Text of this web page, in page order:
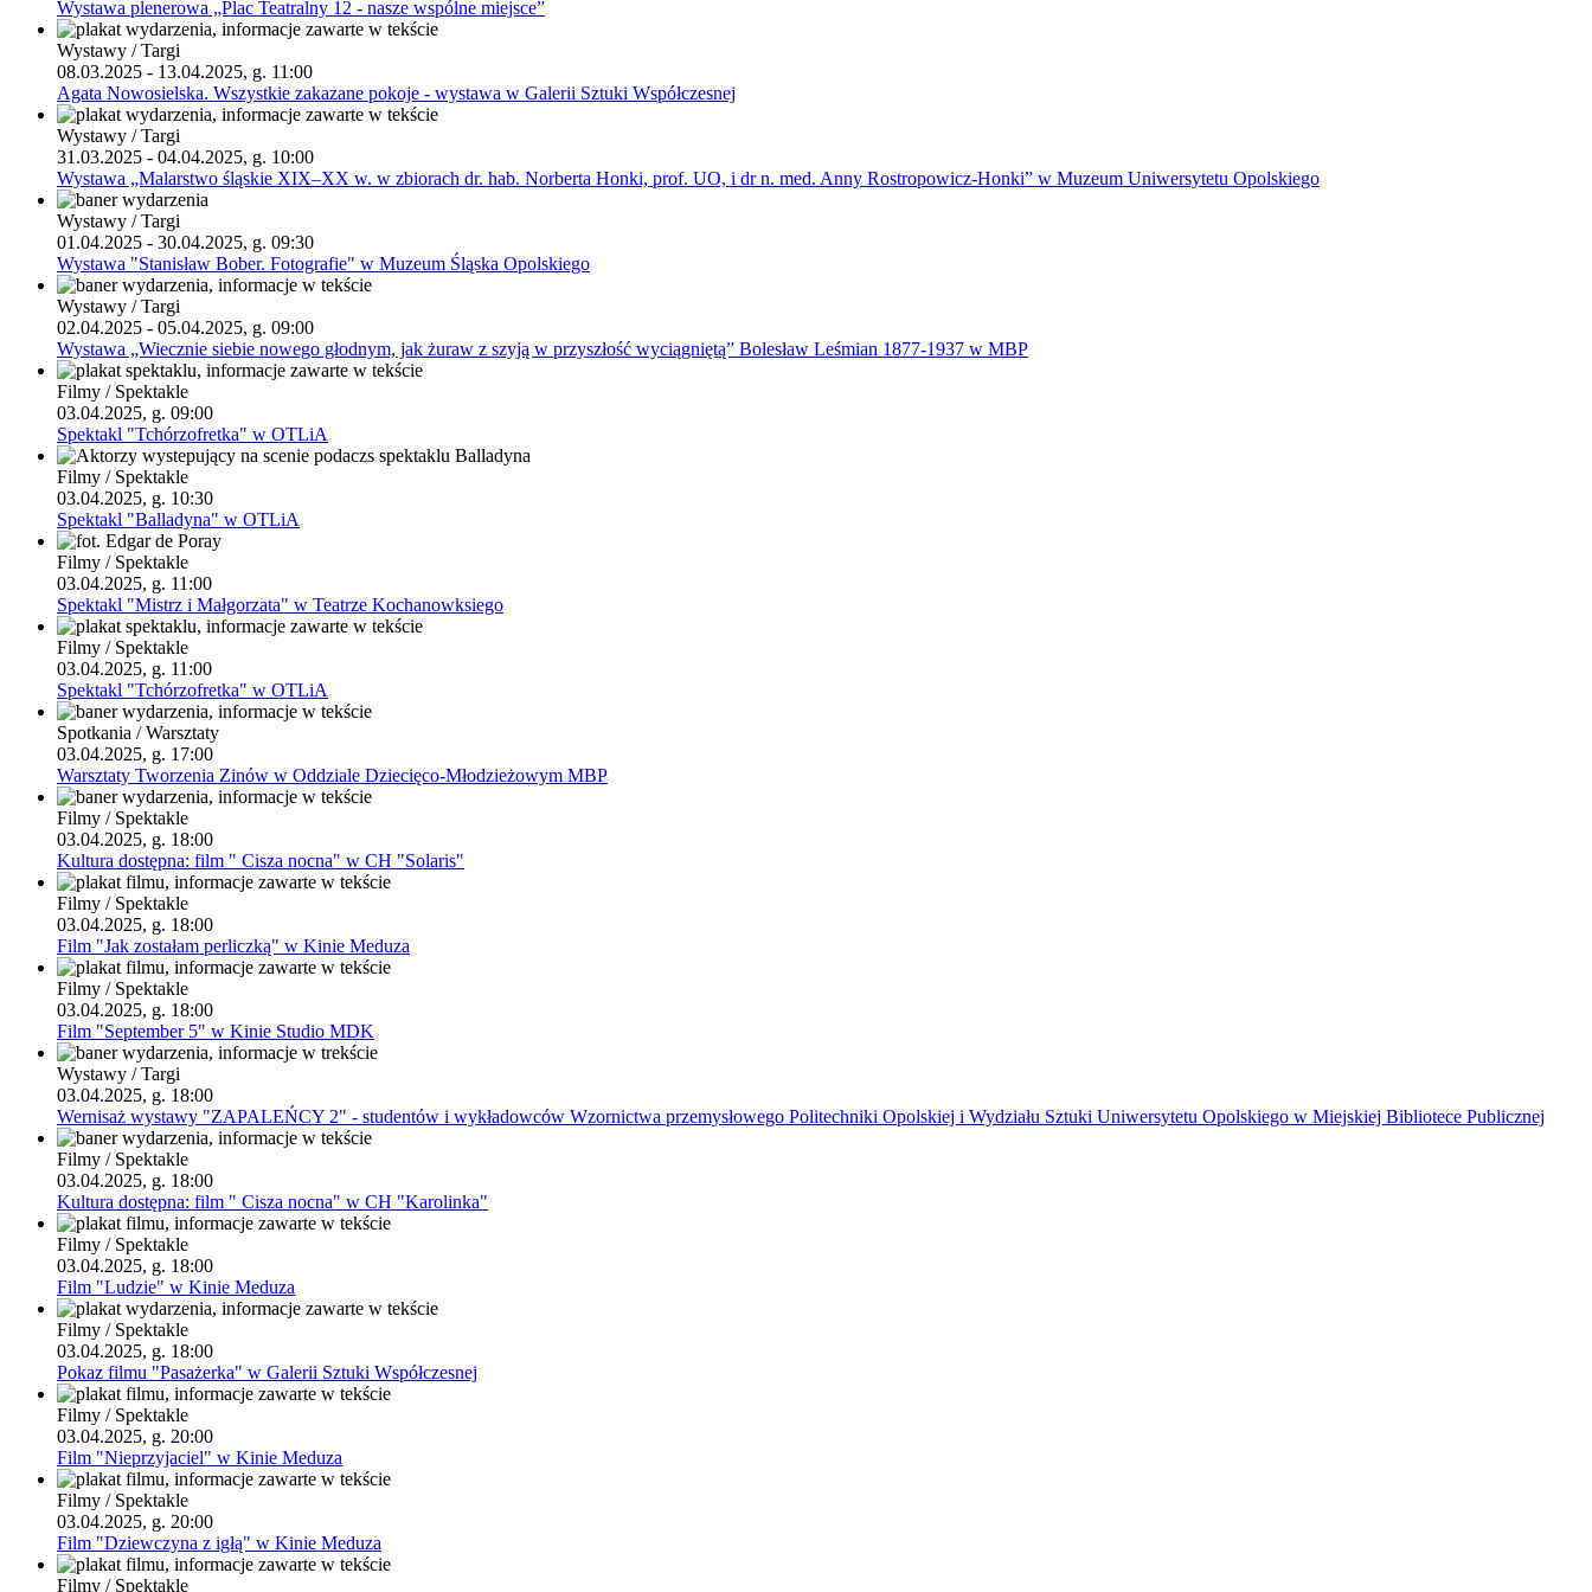
Wystawa plenerowa „Plac Teatralny 12 - nasze wspólne miejsce”
Wystawy / Targi
08.03.2025 - 13.04.2025, g. 11:00
Agata Nowosielska. Wszystkie zakazane pokoje - wystawa w Galerii Sztuki Współczesnej
Wystawy / Targi
31.03.2025 - 04.04.2025, g. 10:00
Wystawa „Malarstwo śląskie XIX–XX w. w zbiorach dr. hab. Norberta Honki, prof. UO, i dr n. med. Anny Rostropowicz-Honki” w Muzeum Uniwersytetu Opolskiego
Wystawy / Targi
01.04.2025 - 30.04.2025, g. 09:30
Wystawa "Stanisław Bober. Fotografie" w Muzeum Śląska Opolskiego
Wystawy / Targi
02.04.2025 - 05.04.2025, g. 09:00
Wystawa „Wiecznie siebie nowego głodnym, jak żuraw z szyją w przyszłość wyciągniętą” Bolesław Leśmian 1877-1937 w MBP
Filmy / Spektakle
03.04.2025, g. 09:00
Spektakl "Tchórzofretka" w OTLiA
Filmy / Spektakle
03.04.2025, g. 10:30
Spektakl "Balladyna" w OTLiA
Filmy / Spektakle
03.04.2025, g. 11:00
Spektakl "Mistrz i Małgorzata" w Teatrze Kochanowksiego
Filmy / Spektakle
03.04.2025, g. 11:00
Spektakl "Tchórzofretka" w OTLiA
Spotkania / Warsztaty
03.04.2025, g. 17:00
Warsztaty Tworzenia Zinów w Oddziale Dziecięco-Młodzieżowym MBP
Filmy / Spektakle
03.04.2025, g. 18:00
Kultura dostępna: film " Cisza nocna" w CH "Solaris"
Filmy / Spektakle
03.04.2025, g. 18:00
Film "Jak zostałam perliczką" w Kinie Meduza
Filmy / Spektakle
03.04.2025, g. 18:00
Film "September 5" w Kinie Studio MDK
Wystawy / Targi
03.04.2025, g. 18:00
Wernisaż wystawy "ZAPALEŃCY 2" - studentów i wykładowców Wzornictwa przemysłowego Politechniki Opolskiej i Wydziału Sztuki Uniwersytetu Opolskiego w Miejskiej Bibliotece Publicznej
Filmy / Spektakle
03.04.2025, g. 18:00
Kultura dostępna: film " Cisza nocna" w CH "Karolinka"
Filmy / Spektakle
03.04.2025, g. 18:00
Film "Ludzie" w Kinie Meduza
Filmy / Spektakle
03.04.2025, g. 18:00
Pokaz filmu "Pasażerka" w Galerii Sztuki Współczesnej
Filmy / Spektakle
03.04.2025, g. 20:00
Film "Nieprzyjaciel" w Kinie Meduza
Filmy / Spektakle
03.04.2025, g. 20:00
Film "Dziewczyna z igłą" w Kinie Meduza
Filmy / Spektakle